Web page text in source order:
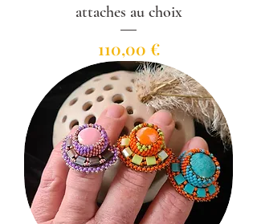
attaches au choix
Prix
110,00 €